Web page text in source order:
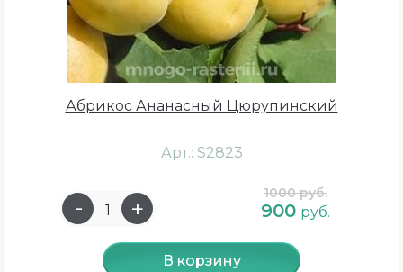
Абрикос Ананасный Цюрупинский
Арт.: S2823
1000 руб.
900 руб.
В корзину